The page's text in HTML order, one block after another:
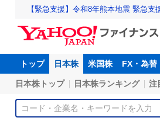
【緊急支援】令和8年熊本地震 緊急
トップ 日本株 米国株 FX・為替
日本株トップ 日本株ランキング 注